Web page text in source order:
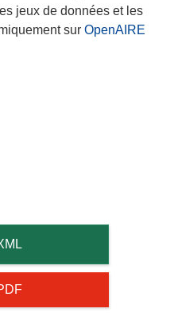
jeux de données et les
sur OpenAIRE